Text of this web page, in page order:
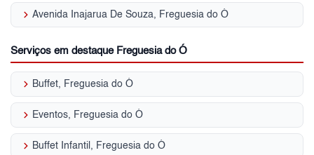
keyboard_arrow_right Avenida Inajarua De Souza, Freguesia do Ó
Serviços em destaque Freguesia do Ó
keyboard_arrow_right Buffet, Freguesia do Ó
keyboard_arrow_right Eventos, Freguesia do Ó
keyboard_arrow_right Buffet Infantil, Freguesia do Ó